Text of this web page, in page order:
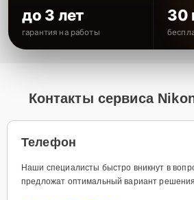
до 3 лет
гарантия на работы
30
Контакты сервиса
Телефон
Наши специалисты быстро вникнут в
предложат оптимальный вариант решения